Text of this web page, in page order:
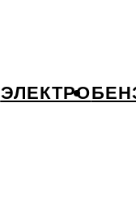
ЭЛЕКТРО